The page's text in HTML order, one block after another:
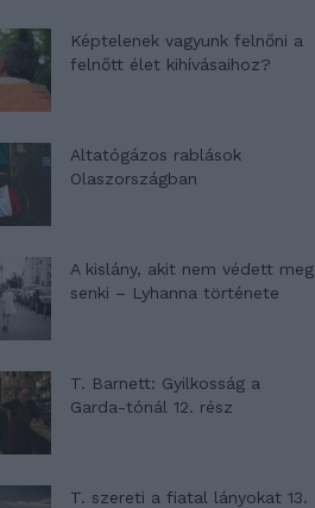
Képtelenek vagyunk felnőni a
felnőtt élet kihívásaihoz?
Altatógázos rablások
Olaszországban
A kislány, akit nem védett meg
senki – Lyhanna története
T. Barnett: Gyilkosság a
Garda-tónál 12. rész
T. szereti a fiatal lányokat 13.